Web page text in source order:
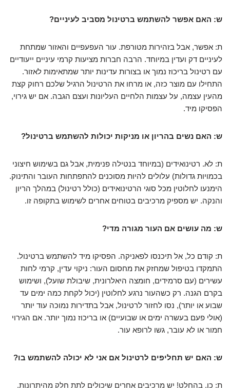
ש: האם אפשר להשתמש ברטינול מסביב לעיניים?
ת: אפשר, אבל בזהירות מטורפת. עור העפעפיים והאזור שמתחת
לעיניים דק ועדין במיוחד. הרבה חברות מציעות קרמי עיניים ייעודיים
עם רטינול בריכוז נמוך או בצורות עדינות יותר שמתאימות לאזור.
התחילו עם מוצר כזה, או מרחו את הרטינול הרגיל שלכם רחוק קצת
מהעין עצמה, על עצמות הלחיים העליונות ועצם הגבה. אם יש גירוי,
הפסיקו מיד.
ש: האם נשים בהריון או מניקות יכולות להשתמש ברטינול?
ת: לא. רטינואידים (במיוחד בנטילה פנימית, אבל גם בשימוש חיצוני
בכמויות גדולות) עלולים להיות מסוכנים להתפתחות העובר והתינוק.
הימנעו לחלוטין מכל סוגי הרטינואידים (כולל רטינול) במהלך הריון
והנקה. יש מספיק מרכיבים בטוחים אחרים לשימוש בתקופה זו.
ש: מה עושים אם העור מגורה מדי?
ת: קודם כל, אל תיכנסו לפאניקה. הפסיקו מיד להשתמש ברטינול.
התמקדו בטיפול שמחזק את מחסום העור: ניקוי עדין, קרמי לחות
עשירים (עם סרמידים, חומצה היאלרונית, שיבולת שועל), ושימוש
בקרם הגנה. רק כשהעור נרגע לחלוטין (יכול לקחת כמה ימים עד
שבוע או יותר), נסו לחזור לרטינול, אבל בתדירות נמוכה עוד יותר
(אולי פעם בעשרה ימים או שבועיים) או בריכוז נמוך יותר. אם הגירוי
חמור או לא עובר, גשו לרופא עור.
ש: האם יש תחליפים לרטינול אם אני לא יכולה להשתמש בו?
ת: כן, בהחלט! יש מרכיבים אחרים שיכולים לתת חלק מהיתרונות.